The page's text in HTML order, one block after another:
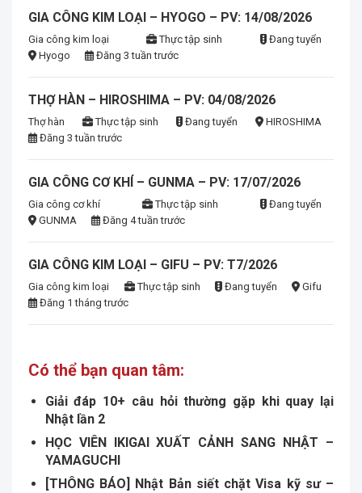
GIA CÔNG KIM LOẠI – HYOGO – PV: 14/08/2026
Gia công kim loại Thực tập sinh
Đang tuyển
Hyogo
Đăng 3 tuần trước
THỢ HÀN – HIROSHIMA – PV: 04/08/2026
Thợ hàn Thực tập sinh Đang tuyển
HIROSHIMA
Đăng 3 tuần trước
GIA CÔNG CƠ KHÍ – GUNMA – PV: 17/07/2026
Gia công cơ khí Thực tập sinh
Đang tuyển
GUNMA
Đăng 4 tuần trước
GIA CÔNG KIM LOẠI – GIFU – PV: T7/2026
Gia công kim loại Thực tập sinh Đang tuyển
Gifu
Đăng 1 tháng trước
Có thể bạn quan tâm:
Giải đáp 10+ câu hỏi thường gặp khi quay lại
Nhật lần 2
HỌC VIÊN IKIGAI XUẤT CẢNH SANG NHẬT –
YAMAGUCHI
[THÔNG BÁO] Nhật Bản siết chặt Visa kỹ sư –